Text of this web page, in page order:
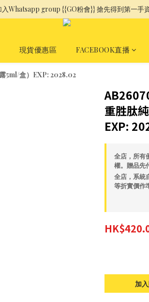
入Whatsapp group {{GO粉會}} 搶先得到第一手
現貨優惠區 FACEBOOK直播
5ml/盒）EXP: 2028.02
重胜肽
EXP:
全店，所有
權。贈品先
全店，系統
等折實價作
加